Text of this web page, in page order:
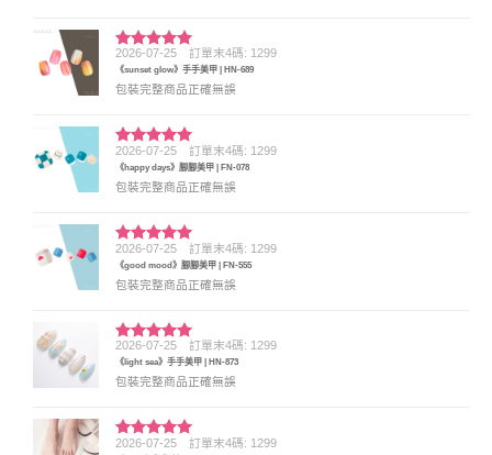
評分5 滿
分 5
2026-07-25 訂單末4碼: 1299
《sunset glow》手手美甲 | HN-689
包裝完整商品正確無誤
評分5 滿
分 5
2026-07-25 訂單末4碼: 1299
《happy days》腳腳美甲 | FN-078
包裝完整商品正確無誤
評分5 滿
分 5
2026-07-25 訂單末4碼: 1299
《good mood》腳腳美甲 | FN-555
包裝完整商品正確無誤
評分5 滿
分 5
2026-07-25 訂單末4碼: 1299
《light sea》手手美甲 | HN-873
包裝完整商品正確無誤
評分5 滿
2026-07-25 訂單末4碼: 1299